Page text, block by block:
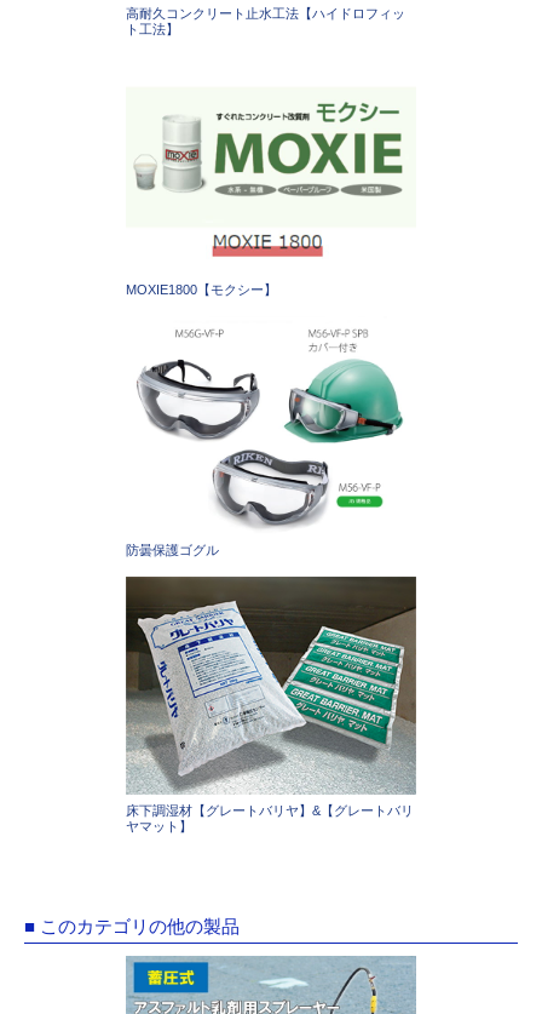
高耐久コンクリート止水工法【ハイドロフィッ
ト工法】
MOXIE1800【モクシー】
防曇保護ゴグル
床下調湿材【グレートバリヤ】&【グレートバリ
ヤマット】
■ このカテゴリの他の製品